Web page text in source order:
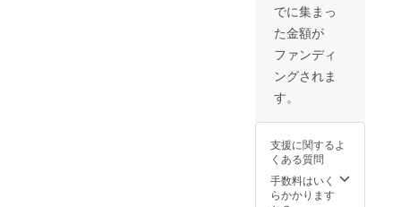
でに集まっ
た金額が
ファンディ
ングされま
す。
支援に関するよ
くある質問
手数料はいく
らかかります